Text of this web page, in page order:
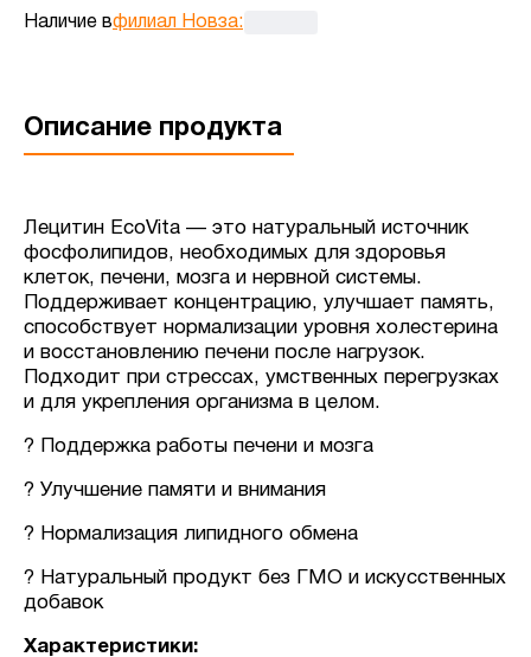
Наличие вфилиал Новза:
Описание продукта
Лецитин EcoVita — это натуральный источник
фосфолипидов, необходимых для здоровья
клеток, печени, мозга и нервной системы.
Поддерживает концентрацию, улучшает память,
способствует нормализации уровня холестерина
и восстановлению печени после нагрузок.
Подходит при стрессах, умственных перегрузках
и для укрепления организма в целом.
? Поддержка работы печени и мозга
? Улучшение памяти и внимания
? Нормализация липидного обмена
? Натуральный продукт без ГМО и искусственных
добавок
Характеристики: